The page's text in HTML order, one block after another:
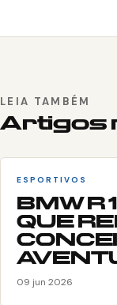
LEIA TAMBÉM
Artigos
ESPORTIVOS
BMW R
QUE
09 jun 2026